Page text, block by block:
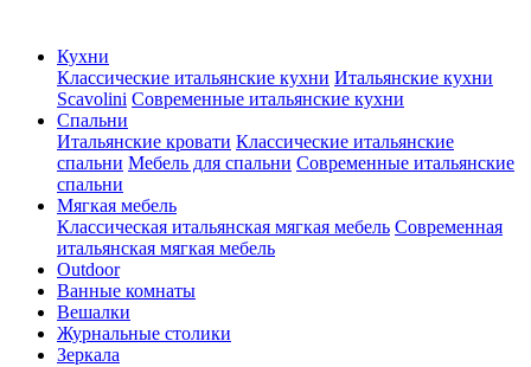
Кухни
Классические итальянские кухни Итальянские кухни
Scavolini Современные итальянские кухни
Спальни
Итальянские кровати Классические итальянские
спальни Мебель для спальни Современные итальянские
спальни
Мягкая мебель
Классическая итальянская мягкая мебель Современная
итальянская мягкая мебель
Outdoor
Ванные комнаты
Вешалки
Журнальные столики
Зеркала